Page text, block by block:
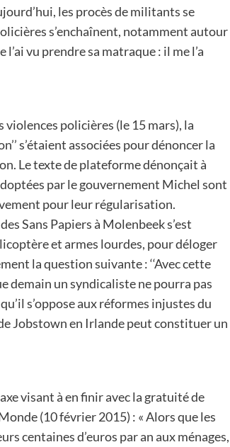
les procès de militants se
s’enchaînent, notamment autour
vu prendre sa matraque : il me l’a
policières (le 15 mars), la
s’étaient associées pour dénoncer la
Le texte de plateforme dénonçait à
par le gouvernement Michel sont
pour leur régularisation.
Sans Papiers à Molenbeek s’est
et armes lourdes, pour déloger
la question suivante : ‘‘Avec cette
un syndicaliste ne pourra pas
s’oppose aux réformes injustes du
Jobstown en Irlande peut constituer un
visant à en finir avec la gratuité de
(10 février 2015) : « Alors que les
centaines d’euros par an aux ménages,